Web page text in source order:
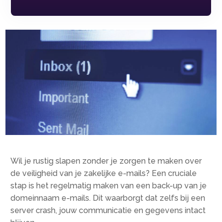
Wil je rustig slapen zonder je zorgen te maken over
de veiligheid van je zakelijke e-mails? Een cruciale
stap is het regelmatig maken van een back-up van je
domeinnaam e-mails. Dit waarborgt dat zelfs bij een
server crash, jouw communicatie en gegevens intact